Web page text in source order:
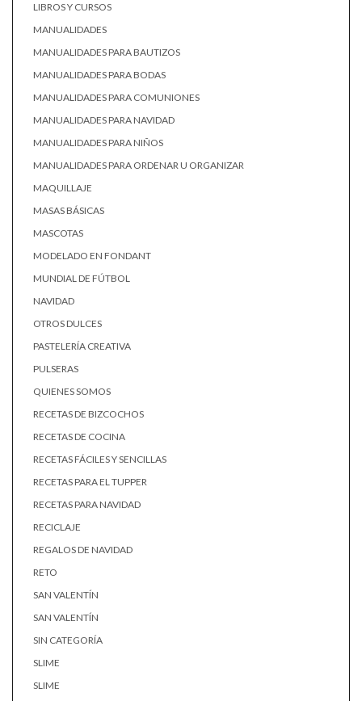
LIBROS Y CURSOS
MANUALIDADES
MANUALIDADES PARA BAUTIZOS
MANUALIDADES PARA BODAS
MANUALIDADES PARA COMUNIONES
MANUALIDADES PARA NAVIDAD
MANUALIDADES PARA NIÑOS
MANUALIDADES PARA ORDENAR U ORGANIZAR
MAQUILLAJE
MASAS BÁSICAS
MASCOTAS
MODELADO EN FONDANT
MUNDIAL DE FÚTBOL
NAVIDAD
OTROS DULCES
PASTELERÍA CREATIVA
PULSERAS
QUIENES SOMOS
RECETAS DE BIZCOCHOS
RECETAS DE COCINA
RECETAS FÁCILES Y SENCILLAS
RECETAS PARA EL TUPPER
RECETAS PARA NAVIDAD
RECICLAJE
REGALOS DE NAVIDAD
RETO
SAN VALENTÍN
SAN VALENTÍN
SIN CATEGORÍA
SLIME
SLIME